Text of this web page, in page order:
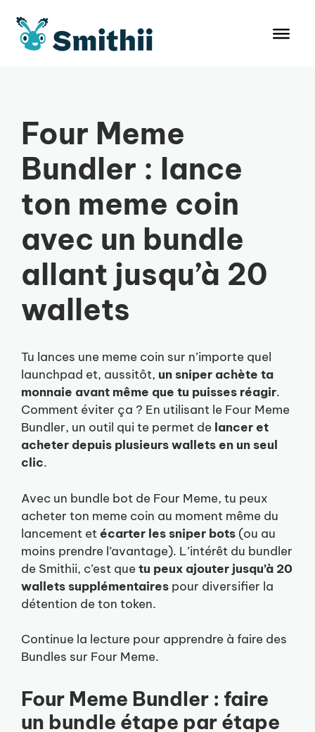
contenu
Four Meme
Bundler : lance
ton meme coin
avec un bundle
allant jusqu’à 20
wallets
Tu lances une meme coin sur n’importe quel
launchpad et, aussitôt, un sniper achète ta
monnaie avant même que tu puisses réagir.
Comment éviter ça ? En utilisant le Four Meme
Bundler, un outil qui te permet de lancer et
acheter depuis plusieurs wallets en un seul
clic.
Avec un bundle bot de Four Meme, tu peux
acheter ton meme coin au moment même du
lancement etécarter les sniper bots (ou au
moins prendre l’avantage). L’intérêt du bundler
de Smithii, c’est quetu peux ajouter jusqu’à 20
wallets supplémentaires pour diversifier la
détention de ton token.
Continue la lecture pour apprendre à faire des
Bundles sur Four Meme.
Four Meme Bundler : faire
un bundle étape par étape